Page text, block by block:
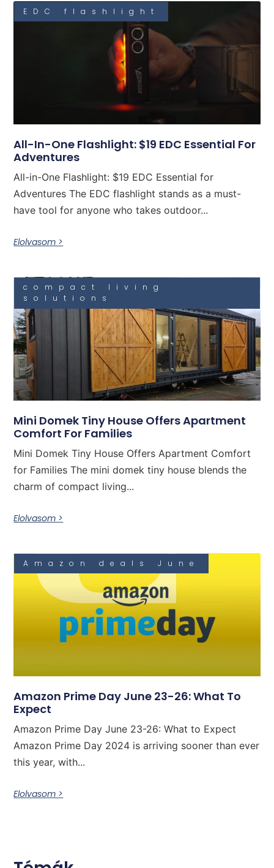
EDC flashlight
All-In-One Flashlight: $19 EDC Essential For
Adventures
All-in-One Flashlight: $19 EDC Essential for
Adventures The EDC flashlight stands as a must-
have tool for anyone who takes outdoor...
Elolvasom >
compact living
solutions
Mini Domek Tiny House Offers Apartment
Comfort For Families
Mini Domek Tiny House Offers Apartment Comfort
for Families The mini domek tiny house blends the
charm of compact living...
Elolvasom >
Amazon deals June
Amazon Prime Day June 23-26: What To
Expect
Amazon Prime Day June 23-26: What to Expect
Amazon Prime Day 2024 is arriving sooner than ever
this year, with...
Elolvasom >